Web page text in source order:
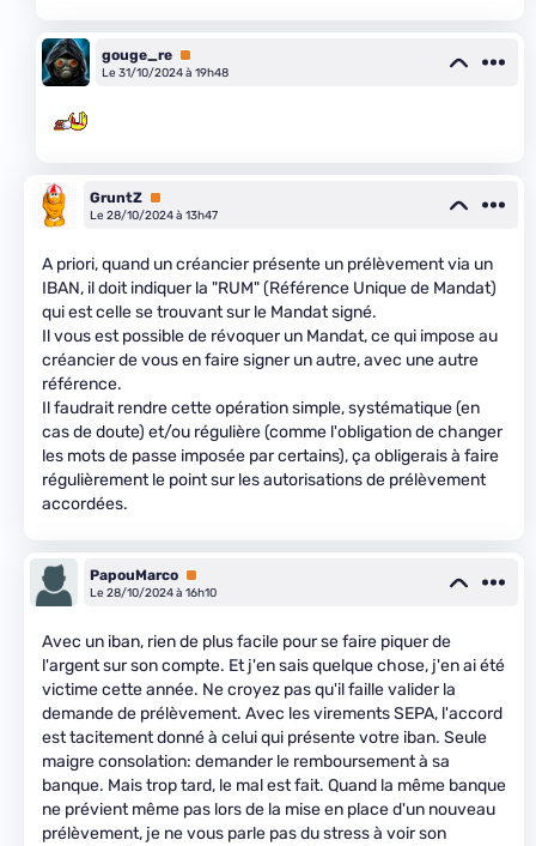
gouge_re Premium
Le 31/10/2024 à 19h48
GruntZ Premium
Le 28/10/2024 à 13h47
A priori, quand un créancier présente un prélèvement via un
IBAN, il doit indiquer la "RUM" (Référence Unique de Mandat)
qui est celle se trouvant sur le Mandat signé.
Il vous est possible de révoquer un Mandat, ce qui impose au
créancier de vous en faire signer un autre, avec une autre
référence.
Il faudrait rendre cette opération simple, systématique (en
cas de doute) et/ou régulière (comme l'obligation de changer
les mots de passe imposée par certains), ça obligerais à faire
régulièrement le point sur les autorisations de prélèvement
accordées.
PapouMarco Premium
Le 28/10/2024 à 16h10
Avec un iban, rien de plus facile pour se faire piquer de
l'argent sur son compte. Et j'en sais quelque chose, j'en ai été
victime cette année. Ne croyez pas qu'il faille valider la
demande de prélèvement. Avec les virements SEPA, l'accord
est tacitement donné à celui qui présente votre iban. Seule
maigre consolation: demander le remboursement à sa
banque. Mais trop tard, le mal est fait. Quand la même banque
ne prévient même pas lors de la mise en place d'un nouveau
prélèvement, je ne vous parle pas du stress à voir son